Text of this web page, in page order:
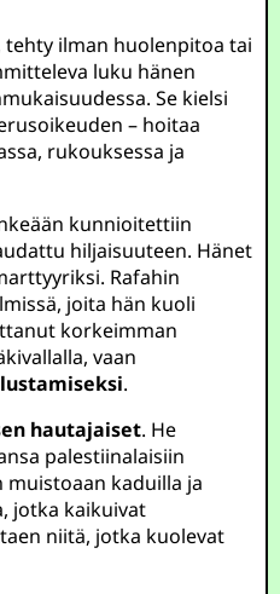
tehty ilman huolenpitoa tai
luku hänen
Se kielsi
– hoitaa
rukouksessa ja
kunnioitettiin
hiljaisuuteen. Hänet
Rafahin
joita hän kuoli
korkeimman
vaan
.
hautajaiset. He
palestiinalaisiin
kaduilla ja
jotka kaikuivat
niitä, jotka kuolevat